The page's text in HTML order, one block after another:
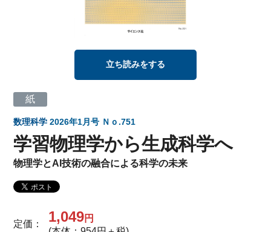
立ち読みをする
紙
数理科学 2026年1月号 Ｎｏ.751
学習物理学から生成科学へ
物理学とAI技術の融合による科学の未来
定価： 1,049円